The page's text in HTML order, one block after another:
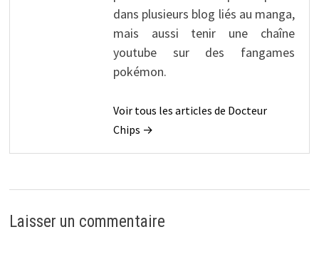
dans plusieurs blog liés au manga,
mais aussi tenir une chaîne
youtube sur des fangames
pokémon.
Voir tous les articles de Docteur
Chips →
Laisser un commentaire